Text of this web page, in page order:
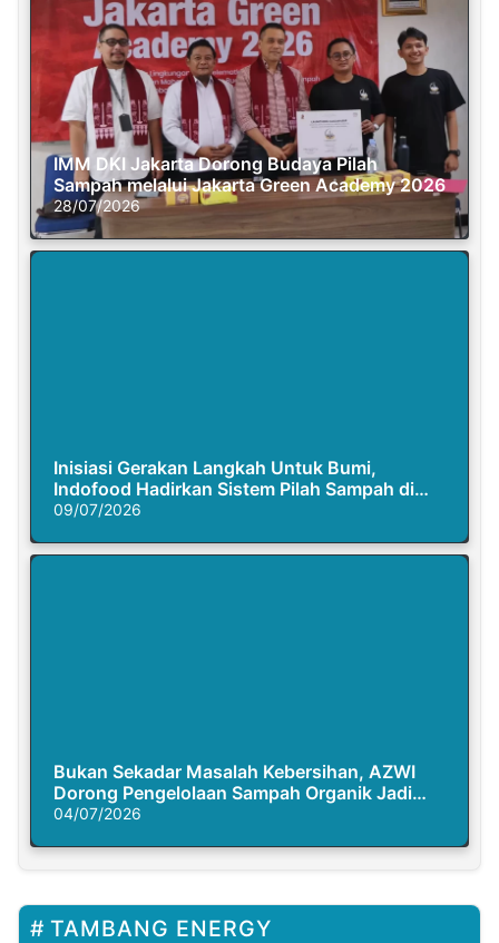
IMM DKI Jakarta Dorong Budaya Pilah
Sampah melalui Jakarta Green Academy 2026
28/07/2026
Inisiasi Gerakan Langkah Untuk Bumi,
Indofood Hadirkan Sistem Pilah Sampah di
Semasa Piknik
09/07/2026
Bukan Sekadar Masalah Kebersihan, AZWI
Dorong Pengelolaan Sampah Organik Jadi
Solusi Krisis Iklim
04/07/2026
TAMBANG ENERGY